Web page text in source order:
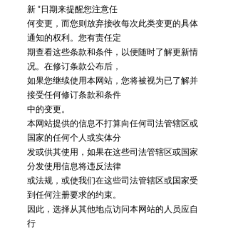
新 "日期来提醒您注意任
何变更，而您则放弃接收每次此类变更的具体
通知的权利。您有责任定
期查看这些条款和条件，以便随时了解更新情
况。在修订条款公布后，
如果您继续使用本网站，您将被视为已了解并
接受任何修订条款和条件
中的变更。
本网站提供的信息不打算向任何司法管辖区或
国家的任何个人或实体分
发或供其使用，如果在这些司法管辖区或国家
分发使用信息将违反法律
或法规，或使我们在这些司法管辖区或国家受
到任何注册要求的约束。
因此，选择从其他地点访问本网站的人员应自
行